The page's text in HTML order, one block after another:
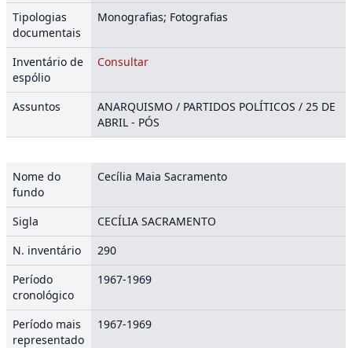
Tipologias
documentais
Monografias; Fotografias
Inventário de
espólio
Consultar
Assuntos
ANARQUISMO / PARTIDOS POLÍTICOS / 25 DE
ABRIL - PÓS
Nome do
fundo
Cecília Maia Sacramento
Sigla
CECÍLIA SACRAMENTO
N. inventário
290
Período
cronológico
1967-1969
Período mais
representado
1967-1969